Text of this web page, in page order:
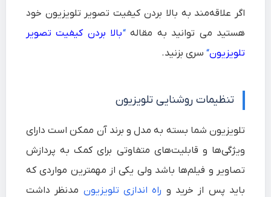
اگر علاقه‌مند به بالا بردن کیفیت تصویر تلویزیون خود
هستید می توانید به مقاله“بالا بردن کیفیت تصویر
تلویزیون“سری بزنید.
تنظیمات روشنایی تلویزیون
تلویزیون شما بسته به مدل و برند آن ممکن است دارای
ویژگی‌ها و قابلیت‌های متفاوتی برای کمک به پردازش
تصاویر و فیلم‌ها باشد ولی یکی از مهمترین مواردی که
باید پس از خرید و راه اندازی تلویزیون مدنظر داشت